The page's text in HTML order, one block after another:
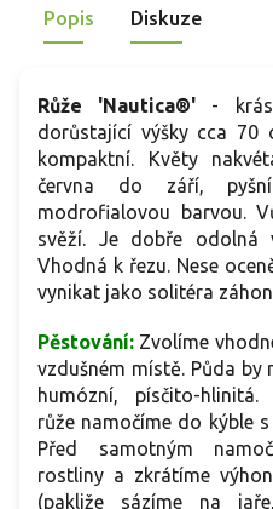
pozadí trvalek i jako nízký živý
levandulí a šantou. Nabízena
Popis Diskuze
Růže 'Nautica®' -
dorůstající výšky cca
kompaktní. Květy
června do září,
modrofialovou barvou.
svěží. Je dobře odolná
Vhodná k řezu. Nese
vynikat jako solitéra
Pěstování: Zvolíme
vzdušném místě. Půda
humózní, písčito-hlinitá.
růže namočíme do kýble
Před samotným
rostliny a zkrátíme
(pakliže sázíme na